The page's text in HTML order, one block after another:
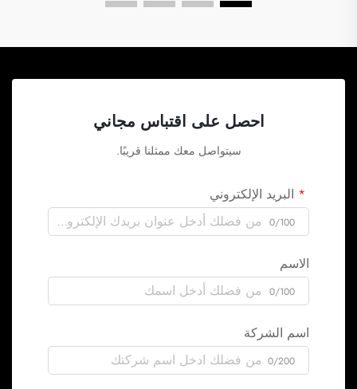
احصل على اقتباس مجاني
سيتواصل معك ممثلنا قريبًا.
البريد الإلكتروني
0/100
الاسم
0/100
اسم الشركة
0/200